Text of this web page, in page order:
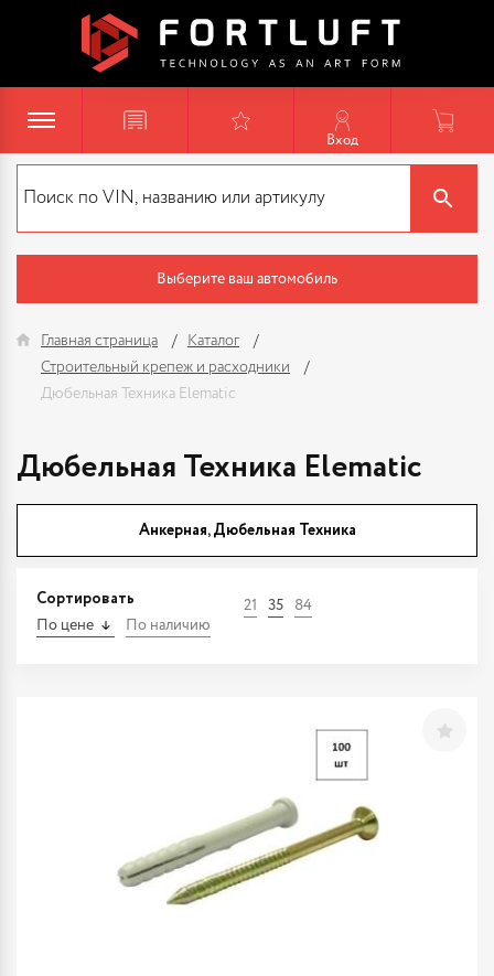
Вход
Выберите ваш автомобиль
Главная страница
Каталог
Строительный крепеж и расходники
Дюбельная Техника Elematic
Дюбельная Техника Elematic
Анкерная, Дюбельная Техника
Сортировать
По цене По наличию
21 35 84